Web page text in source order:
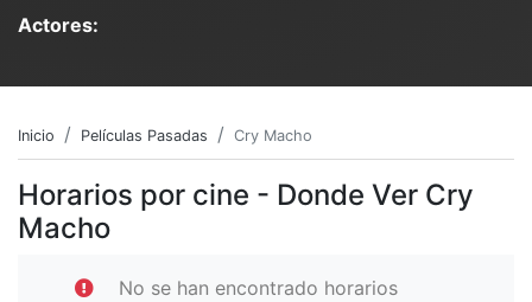
Actores:
Inicio Películas Pasadas Cry Macho
Horarios por cine - Donde Ver Cry
Macho
No se han encontrado horarios